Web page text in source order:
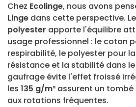
Chez Ecolinge, nous avons
Linge dans cette perspective.
polyester apporte l'équilibre
usage professionnel : le coton
respirabilité, le polyester pour
résistance et la stabilité dans le
gaufrage évite l'effet froissé
les 135 g/m² assurent un
aux rotations fréquentes.